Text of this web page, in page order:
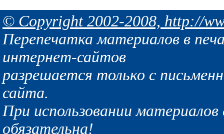
© Copyright 2002-2008, http://
Перепечатка материалов в
интернет-сайтов
разрешается только с
сайта.
При использовании
обязательна!